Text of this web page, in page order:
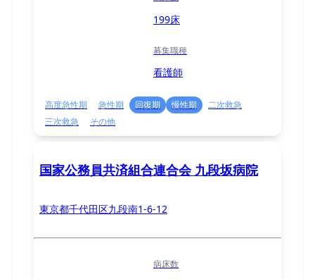
199床
募集職種
看護師
高度急性期 急性期 回復期 慢性期
二次救急
三次救急
その他
国家公務員共済組合連合会 九段坂病院
東京都千代田区九段南1-6-12
病床数